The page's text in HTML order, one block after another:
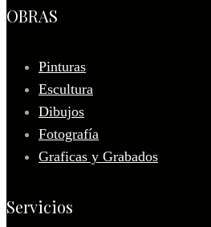
OBRAS
Pinturas
Escultura
Dibujos
Fotografía
Graficas y Grabados
Servicios